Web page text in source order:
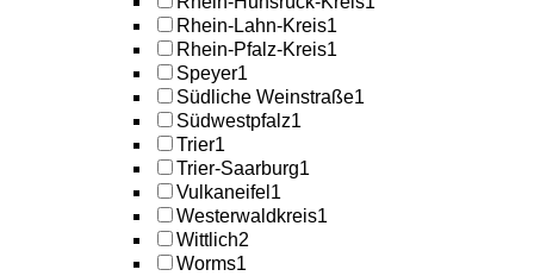
Rhein-Lahn-Kreis1
Rhein-Pfalz-Kreis1
Speyer1
Südliche Weinstraße1
Südwestpfalz1
Trier1
Trier-Saarburg1
Vulkaneifel 1
Westerwaldkreis1
Wittlich2
Worms1